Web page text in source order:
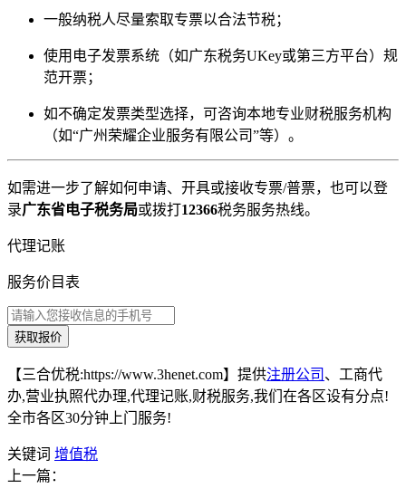
一般纳税人尽量索取专票以合法节税；
使用电子发票系统（如广东税务UKey或第三方平台）规
范开票；
如不确定发票类型选择，可咨询本地专业财税服务机构
（如“广州荣耀企业服务有限公司”等）。
如需进一步了解如何申请、开具或接收专票/普票，也可以登
录广东省电子税务局或拨打12366税务服务热线。
代理记账
服务价目表
获取报价
【三合优税:https://www.3henet.com】提供注册公司 、工商代
办,营业执照代办理,代理记账,财税服务,我们在各区设有分点!
全市各区30分钟上门服务!
关键词 增值税
上一篇：